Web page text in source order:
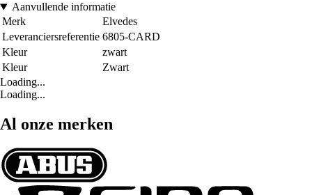
Aanvullende informatie
Merk
Elvedes
Leveranciersreferentie 6805-CARD
Kleur
zwart
Kleur
Zwart
Loading...
Loading...
Al onze merken